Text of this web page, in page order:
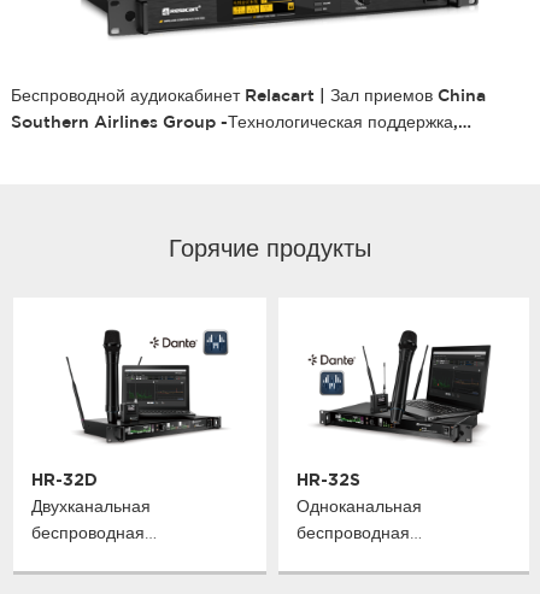
Беспроводной аудиокабинет Relacart | Зал приемов China
Southern Airlines Group -Технологическая поддержка,
Горячие продукты
HR-32D
Двухканальная
беспроводная
HR-32S
Одноканальная
беспроводная